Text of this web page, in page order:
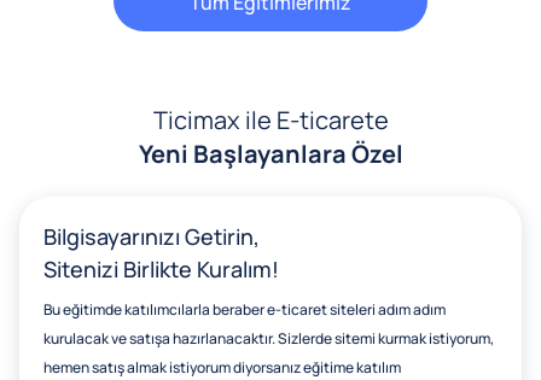
Ticimax ile E-ticarete
Yeni Başlayanlara Özel
Bilgisayarınızı Getirin,
Sitenizi Birlikte Kuralım!
Bu eğitimde katılımcılarla beraber e-ticaret siteleri adım adım
kurulacak ve satışa hazırlanacaktır. Sizlerde sitemi kurmak istiyorum,
hemen satış almak istiyorum diyorsanız eğitime katılım